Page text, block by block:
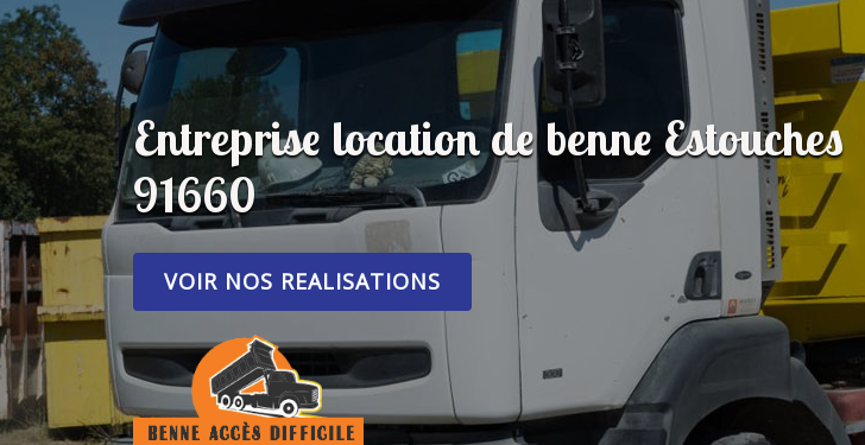
Entreprise location de benne Estouches
91660
VOIR NOS REALISATIONS